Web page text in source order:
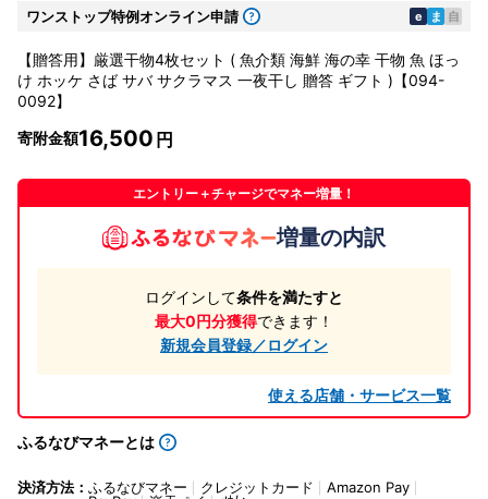
ワンストップ特例オンライン申請 e ま 自
【贈答用】厳選干物4枚セット ( 魚介類 海鮮 海の幸 干物 魚 ほっ
け ホッケ さば サバ サクラマス 一夜干し 贈答 ギフト )【094-
0092】
寄附金額16,500
エントリー＋チャージでマネー増量！
増量の内訳
ログインして条件を満たすと
最大0円分獲得できます！
新規会員登録／ログイン
使える店舗・サービス一覧
ふるなびマネーとは
決済方法： ふるなびマネー クレジットカード
Amazon Pay